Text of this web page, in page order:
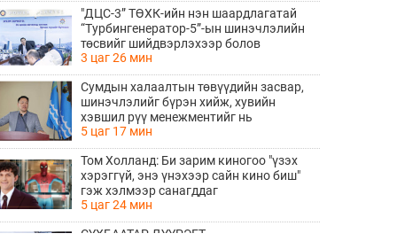
"ДЦС-3” ТӨХК-ийн нэн шаардлагатай
“Турбингенератор-5”-ын шинэчлэлийн
төсвийг шийдвэрлэхээр болов
3 цаг 26 мин
Сумдын халаалтын төвүүдийн засвар,
шинэчлэлийг бүрэн хийж, хувийн
хэвшил рүү менежментийг нь
шилжүүлсэн гэдгийг онцоллоо
5 цаг 17 мин
Том Холланд: Би зарим киногоо "үзэх
хэрэггүй, энэ үнэхээр сайн кино биш"
гэж хэлмээр санагддаг
5 цаг 24 мин
СҮХБААТАР ДҮҮРЭГТ